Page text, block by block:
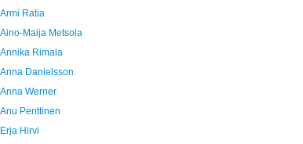
Armi Ratia
Aino-Maija Metsola
Annika Rimala
Anna Danielsson
Anna Werner
Anu Penttinen
Erja Hirvi